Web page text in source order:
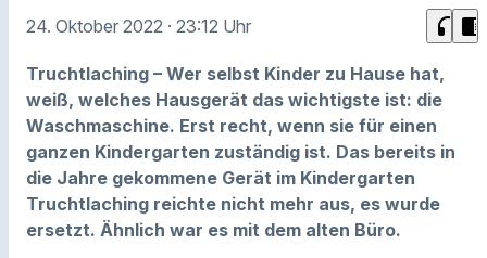
24. Oktober 2022 · 23:12 Uhr headphones chrome_reader_mode
Truchtlaching – Wer selbst Kinder zu Hause hat,
weiß, welches Hausgerät das wichtigste ist: die
Waschmaschine. Erst recht, wenn sie für einen
ganzen Kindergarten zuständig ist. Das bereits in
die Jahre gekommene Gerät im Kindergarten
Truchtlaching reichte nicht mehr aus, es wurde
ersetzt. Ähnlich war es mit dem alten Büro.